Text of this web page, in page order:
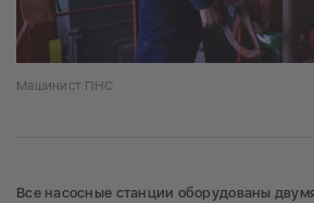
Машинист ПНС
Все насосные станции оборудованы